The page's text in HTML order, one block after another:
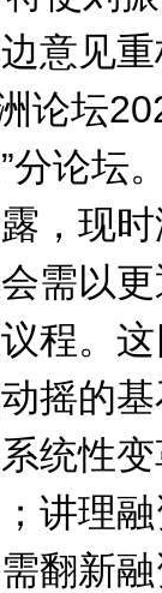
意见
论坛
分论坛
，现
需以
程。
摇的
统性
讲理
翻新